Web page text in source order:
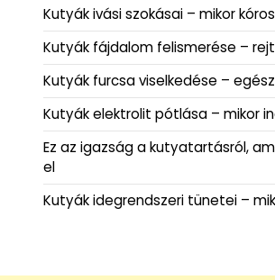
Kutyák ivási szokásai – mikor kóros
Kutyák fájdalom felismerése –
Kutyák furcsa viselkedése –
Kutyák elektrolit pótlása – mikor
Ez az igazság a kutyatartásról,
el
Kutyák idegrendszeri tünetei –